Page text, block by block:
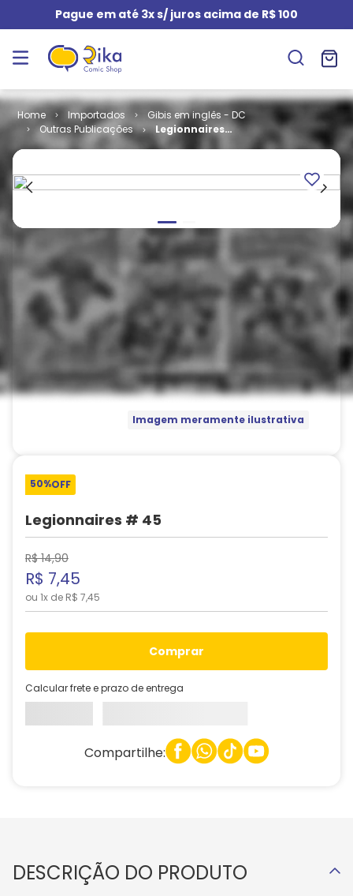
Pague em até 3x s/ juros acima de R$ 100
Importados
Gibis em inglês - DC
Outras Publicações
Legionnaires
# 45
Imagem meramente ilustrativa
50%OFF
Legionnaires # 45
R$ 14,90
R$ 7,45
ou 1x de R$ 7,45
comprar
Calcular frete e prazo de entrega
Compartilhe:
DESCRIÇÃO DO PRODUTO